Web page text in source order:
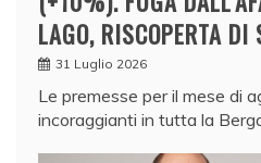
LAGO, RISCOPERTA DI
31 Luglio 2026
Le premesse per il mese di
incoraggianti in tutta la